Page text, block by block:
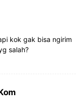
kok gak bisa ngirim
salah?